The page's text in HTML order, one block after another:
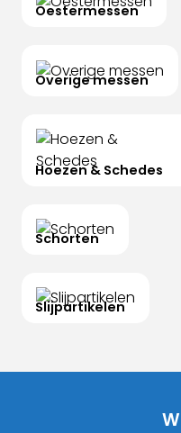
Oestermessen
Overige messen
Hoezen & Schedes
Schorten
Slijpartikelen